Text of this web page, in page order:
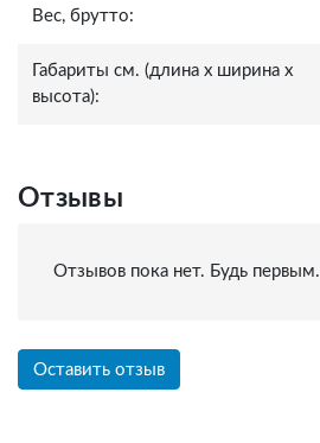
Вес, брутто:
Габариты см. (длина x ширина x
высота):
Отзывы
Отзывов пока нет. Будь первым.
Оставить отзыв